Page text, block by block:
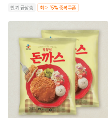
인기 급상승 최대 15% 중복쿠폰